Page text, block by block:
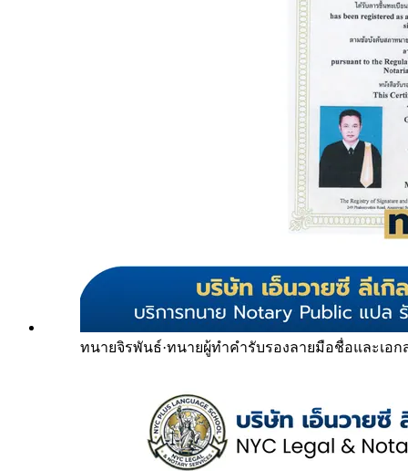
ทนายจิรพันธ์·ทนายผู้ทำคำรับรองลายมือชื่อและเอก